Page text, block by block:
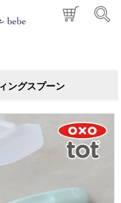
ングスプーン